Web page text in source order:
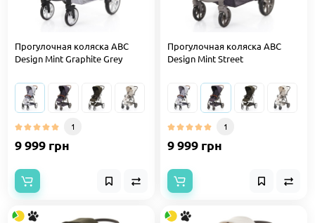
Прогулочная коляска ABC
Design Mint Graphite Grey
1
9 999 грн
Прогулочная коляска ABC
Design Mint Street
1
9 999 грн